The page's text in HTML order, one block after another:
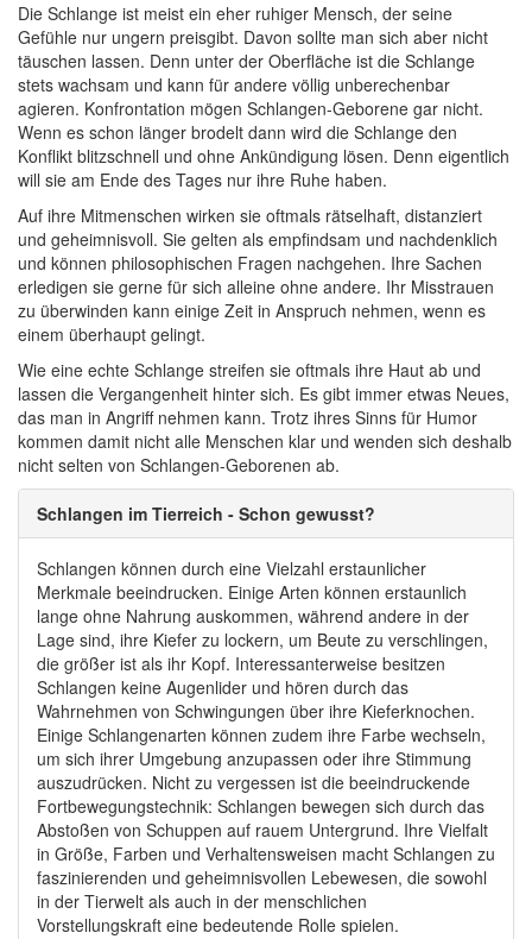
Die Schlange ist meist ein eher ruhiger Mensch, der seine
Gefühle nur ungern preisgibt. Davon sollte man sich aber nicht
täuschen lassen. Denn unter der Oberfläche ist die Schlange
stets wachsam und kann für andere völlig unberechenbar
agieren. Konfrontation mögen Schlangen-Geborene gar nicht.
Wenn es schon länger brodelt dann wird die Schlange den
Konflikt blitzschnell und ohne Ankündigung lösen. Denn eigentlich
will sie am Ende des Tages nur ihre Ruhe haben.
Auf ihre Mitmenschen wirken sie oftmals rätselhaft, distanziert
und geheimnisvoll. Sie gelten als empfindsam und nachdenklich
und können philosophischen Fragen nachgehen. Ihre Sachen
erledigen sie gerne für sich alleine ohne andere. Ihr Misstrauen
zu überwinden kann einige Zeit in Anspruch nehmen, wenn es
einem überhaupt gelingt.
Wie eine echte Schlange streifen sie oftmals ihre Haut ab und
lassen die Vergangenheit hinter sich. Es gibt immer etwas Neues,
das man in Angriff nehmen kann. Trotz ihres Sinns für Humor
kommen damit nicht alle Menschen klar und wenden sich deshalb
nicht selten von Schlangen-Geborenen ab.
Schlangen im Tierreich - Schon gewusst?
Schlangen können durch eine Vielzahl erstaunlicher
Merkmale beeindrucken. Einige Arten können erstaunlich
lange ohne Nahrung auskommen, während andere in der
Lage sind, ihre Kiefer zu lockern, um Beute zu verschlingen,
die größer ist als ihr Kopf. Interessanterweise besitzen
Schlangen keine Augenlider und hören durch das
Wahrnehmen von Schwingungen über ihre Kieferknochen.
Einige Schlangenarten können zudem ihre Farbe wechseln,
um sich ihrer Umgebung anzupassen oder ihre Stimmung
auszudrücken. Nicht zu vergessen ist die beeindruckende
Fortbewegungstechnik: Schlangen bewegen sich durch das
Abstoßen von Schuppen auf rauem Untergrund. Ihre Vielfalt
in Größe, Farben und Verhaltensweisen macht Schlangen zu
faszinierenden und geheimnisvollen Lebewesen, die sowohl
in der Tierwelt als auch in der menschlichen
Vorstellungskraft eine bedeutende Rolle spielen.